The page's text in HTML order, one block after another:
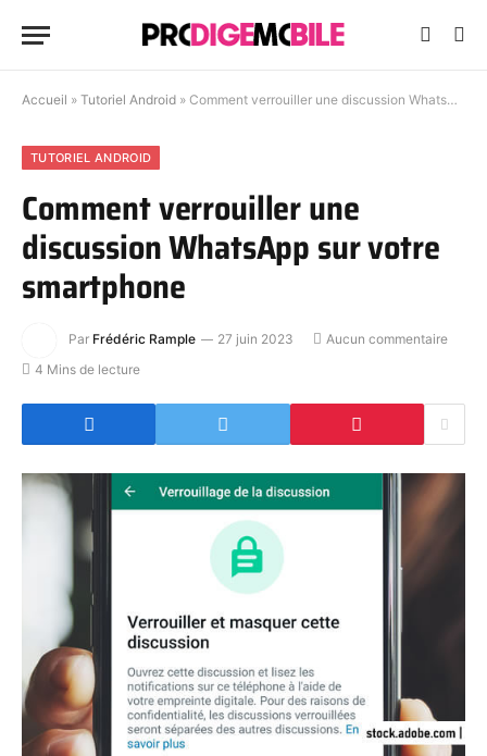
Accueil » Tutoriel Android » Comment verrouiller une discussion WhatsApp sur votre smartphone
TUTORIEL ANDROID
Comment verrouiller une
discussion WhatsApp sur votre
smartphone
Par Frédéric Rample 27 juin 2023
Aucun commentaire
4 Mins de lecture